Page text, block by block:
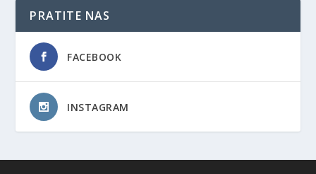
PRATITE NAS
FACEBOOK
INSTAGRAM